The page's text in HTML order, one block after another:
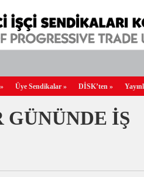
» Üye Sendikalar » DİSK’ten »
İŞ